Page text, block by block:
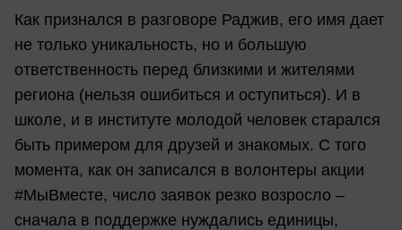
Как признался в разговоре Раджив, его имя дает
не только уникальность, но и большую
ответственность перед близкими и жителями
региона (нельзя ошибиться и оступиться). И в
школе, и в институте молодой человек старался
быть примером для друзей и знакомых. С того
момента, как он записался в волонтеры акции
#МыВместе, число заявок резко возросло –
сначала в поддержке нуждались единицы,